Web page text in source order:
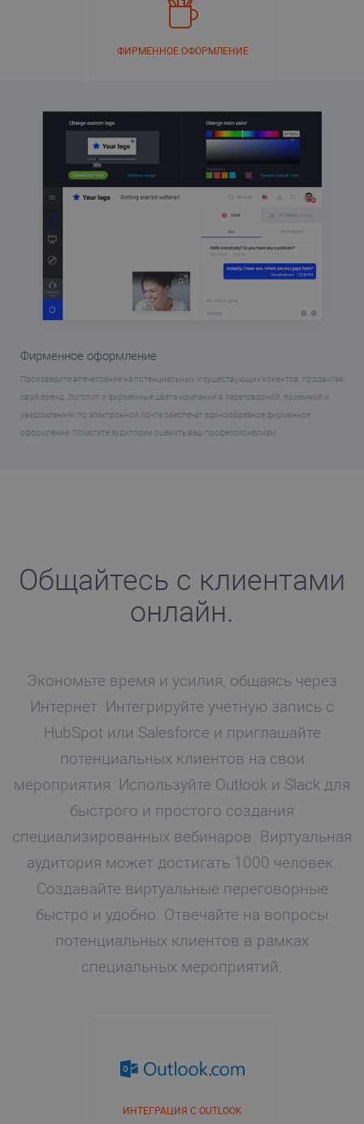
ФИРМЕННОЕ ОФОРМЛЕНИЕ
Фирменное оформление
Произведите впечатление на потенциальных и существующих клиентов, продвигая
свой бренд. Логотип и фирменные цвета компании в переговорной, приемной и
уведомлениях по электронной почте обеспечат единообразное фирменное
оформление. Помогите аудитории оценить ваш профессионализм.
Общайтесь с клиентами
онлайн.
Экономьте время и усилия, общаясь через
Интернет. Интегрируйте учетную запись с
HubSpot или Salesforce и приглашайте
потенциальных клиентов на свои
мероприятия. Используйте Outlook и Slack для
быстрого и простого создания
специализированных вебинаров. Виртуальная
аудитория может достигать 1000 человек.
Создавайте виртуальные переговорные
быстро и удобно. Отвечайте на вопросы
потенциальных клиентов в рамках
специальных мероприятий.
ИНТЕГРАЦИЯ С OUTLOOK